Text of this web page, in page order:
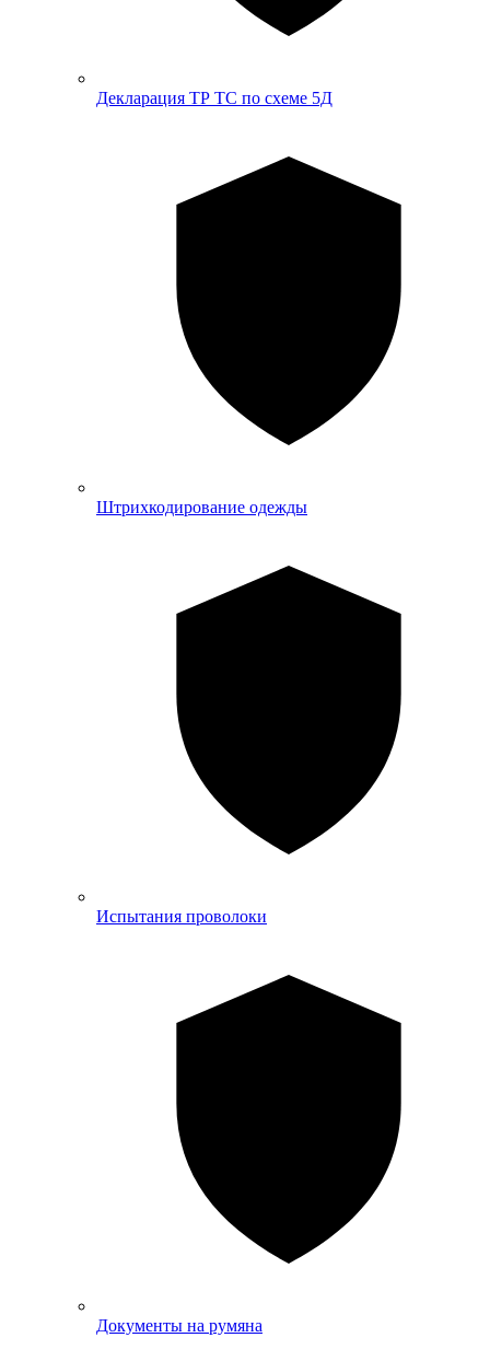
Декларация ТР ТС по схеме 5Д
Штрихкодирование одежды
Испытания проволоки
Документы на румяна